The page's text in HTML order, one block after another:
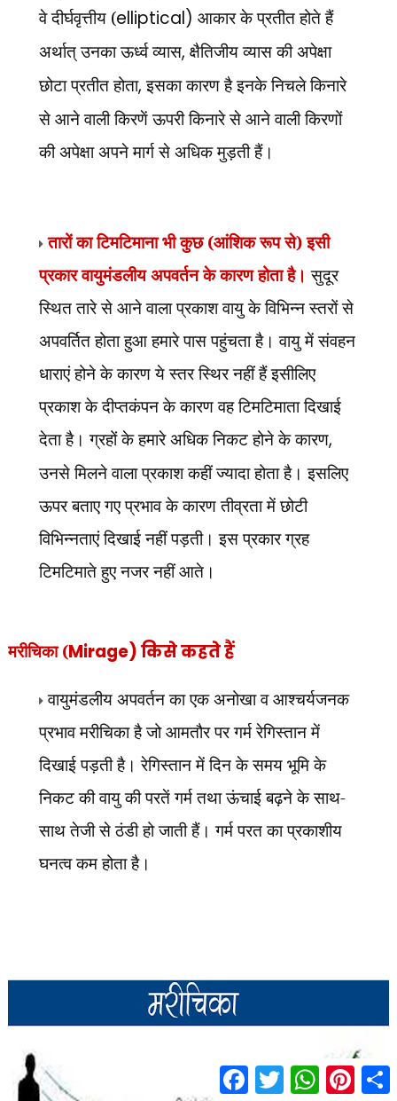
वे दीर्घवृत्तीय (elliptical) आकार के प्रतीत होते हैं
अर्थात् उनका ऊर्ध्व व्यास, क्षैतिजीय व्यास की अपेक्षा
छोटा प्रतीत होता,इसका कारण है इनके निचले किनारे
से आने वाली किरणें ऊपरी किनारे से आने वाली किरणों
की अपेक्षा अपने मार्ग से अधिक मुड़ती हैं।
तारों का टिमटिमाना भी कुछ (आंशिक रूप से) इसी
प्रकार वायुमंडलीय अपवर्तन के कारण होता है। सुदूर
स्थित तारे से आने वाला प्रकाश वायु के विभिन्न स्तरों से
अपवर्तित होता हुआ हमारे पास पहुंचता है। वायु में संवहन
धाराएं होने के कारण ये स्तर स्थिर नहीं हैं इसीलिए
प्रकाश के दीप्तकंपन के कारण वह टिमटिमाता दिखाई
देता है। ग्रहों के हमारे अधिक निकट होने के कारण,
उनसे मिलने वाला प्रकाश कहीं ज्यादा होता है। इसलिए
ऊपर बताए गए प्रभाव के कारण तीव्रता में छोटी
विभिन्नताएं दिखाई नहीं पड़ती। इस प्रकार ग्रह
टिमटिमाते हुए नजर नहीं आते।
मरीचिका (Mirage) किसे कहते हैं
वायुमंडलीय अपवर्तन का एक अनोखा व आश्चर्यजनक
प्रभाव मरीचिका है जो आमतौर पर गर्म रेगिस्तान में
दिखाई पड़ती है। रेगिस्तान में दिन के समय भूमि के
निकट की वायु की परतें गर्म तथा ऊंचाई बढ़ने के साथ-
साथ तेजी से ठंडी हो जाती हैं। गर्म परत का प्रकाशीय
घनत्व कम होता है।
a
T
w
W
h